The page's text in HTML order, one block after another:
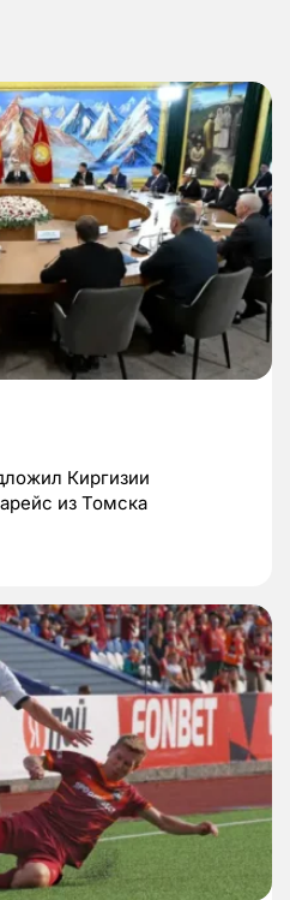
Киргизии
из Томска